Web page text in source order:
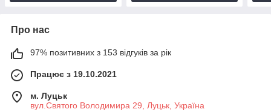
Про нас
97% позитивних з 153 відгуків за рік
Працює з 19.10.2021
м. Луцьк
вул.Святого Володимира 29, Луцьк, Україна